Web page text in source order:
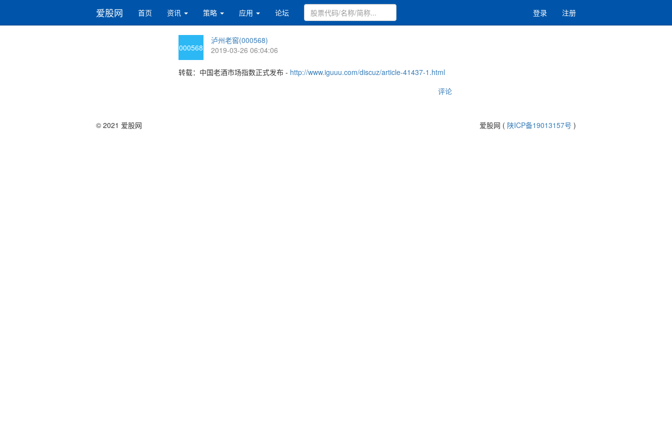
爱股网 首页 资讯 策略 应用 论坛 登录 注册
000568
泸州老窖(000568)
2019-03-26 06:04:06
转载：中国老酒市场指数正式发布 - http://www.iguuu.com/discuz/article-41437-1.html
评论
© 2021 爱股网 爱股网 ( 陕ICP备19013157号 )